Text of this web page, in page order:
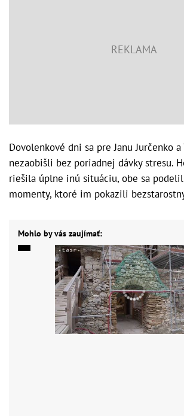
Dovolenkové dni sa pre Janu Jurčenko
nezaobišli bez poriadnej dávky stresu.
riešila úplne inú situáciu, obe sa
momenty, ktoré im pokazili
Mohlo by vás zaujímať: